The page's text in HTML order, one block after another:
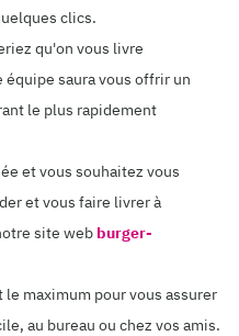
clics.
qu'on vous livre
saura vous offrir un
le plus rapidement
et vous souhaitez vous
et vous faire livrer à
site web burger-
maximum pour vous assurer
au bureau ou chez vos amis.